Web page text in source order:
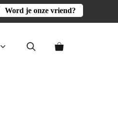
Word je onze vriend?